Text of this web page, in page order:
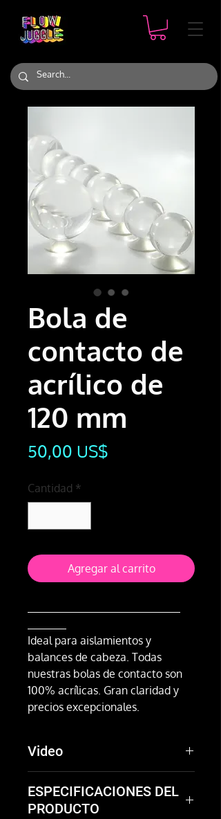
Bola de
contacto de
acrílico de
120 mm
50,00 US$
Cantidad *
Agregar al carrito
Ideal para aislamientos y
balances de cabeza. Todas
nuestras bolas de contacto son
100% acrílicas. Gran claridad y
precios excepcionales.
Video
ESPECIFICACIONES DEL
PRODUCTO